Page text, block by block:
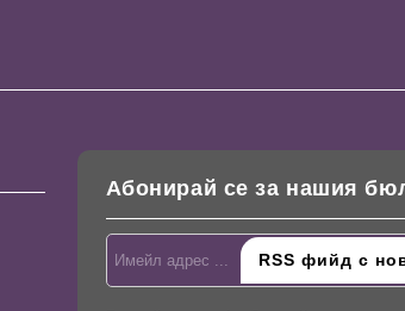
Абонирай се за нашия